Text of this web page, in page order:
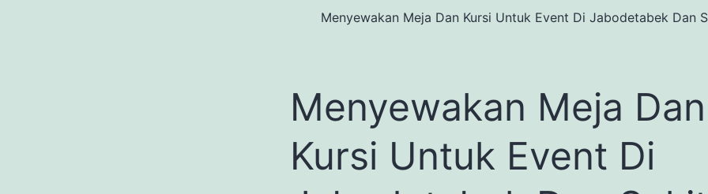
Menyewakan Meja Dan Kursi Untuk Event Di Jabodetabek Dan
Menyewakan Meja Dan
Kursi Untuk Event Di